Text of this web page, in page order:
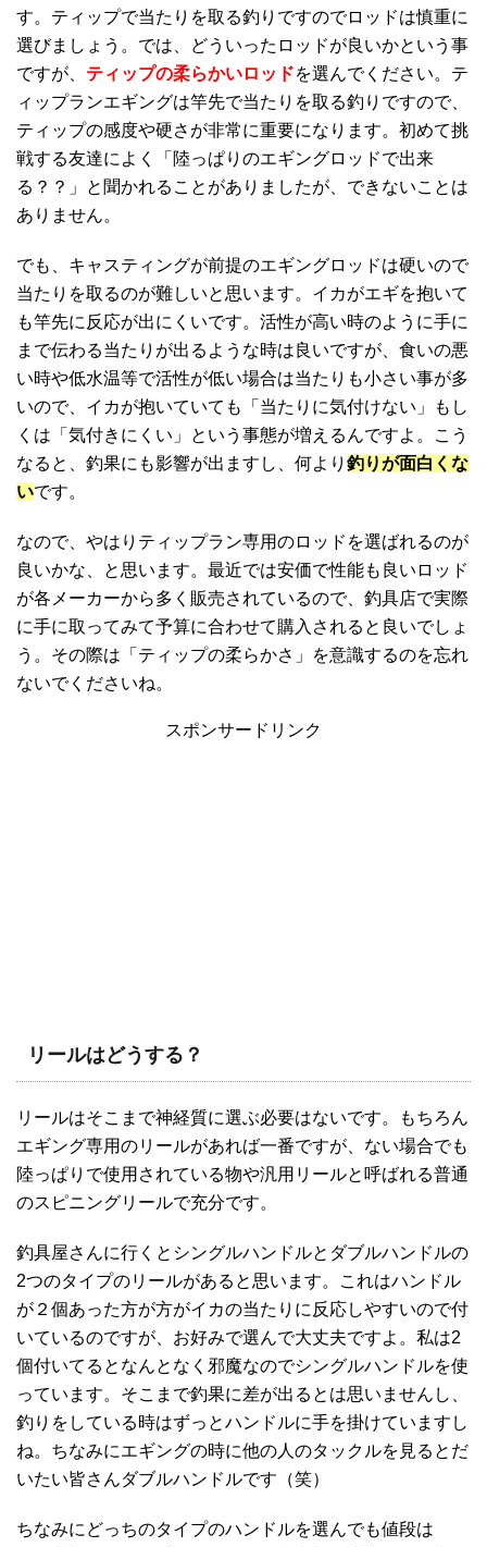
す。ティップで当たりを取る釣りですのでロッドは慎重に
選びましょう。では、どういったロッドが良いかという事
ですが、 ティップの柔らかいロッドを選んでください。テ
ィップランエギングは竿先で当たりを取る釣りですので、
ティップの感度や硬さが非常に重要になります。初めて挑
戦する友達によく「陸っぱりのエギングロッドで出来
る？？」と聞かれることがありましたが、できないことは
ありません。
でも、キャスティングが前提のエギングロッドは硬いので
当たりを取るのが難しいと思います。イカがエギを抱いて
も竿先に反応が出にくいです。活性が高い時のように手に
まで伝わる当たりが出るような時は良いですが、食いの悪
い時や低水温等で活性が低い場合は当たりも小さい事が多
いので、イカが抱いていても「当たりに気付けない」もし
くは「気付きにくい」という事態が増えるんですよ。こう
なると、釣果にも影響が出ますし、何より 釣りが面白くな
いです。
なので、やはりティップラン専用のロッドを選ばれるのが
良いかな、と思います。最近では安価で性能も良いロッド
が各メーカーから多く販売されているので、釣具店で実際
に手に取ってみて予算に合わせて購入されると良いでしょ
う。その際は「ティップの柔らかさ」を意識するのを忘れ
ないでくださいね。
スポンサードリンク
リールはどうする？
リールはそこまで神経質に選ぶ必要はないです。もちろん
エギング専用のリールがあれば一番ですが、ない場合でも
陸っぱりで使用されている物や汎用リールと呼ばれる普通
のスピニングリールで充分です。
釣具屋さんに行くとシングルハンドルとダブルハンドルの
2つのタイプのリールがあると思います。これはハンドル
が２個あった方が方がイカの当たりに反応しやすいので付
いているのですが、お好みで選んで大丈夫ですよ。私は2
個付いてるとなんとなく邪魔なのでシングルハンドルを使
っています。そこまで釣果に差が出るとは思いませんし、
釣りをしている時はずっとハンドルに手を掛けていますし
ね。ちなみにエギングの時に他の人のタックルを見るとだ
いたい皆さんダブルハンドルです（笑）
ちなみにどっちのタイプのハンドルを選んでも値段は